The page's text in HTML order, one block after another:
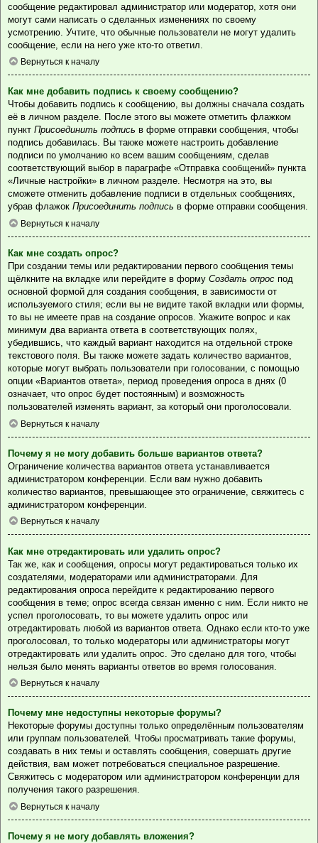
сообщение редактировал администратор или модератор, хотя они
могут сами написать о сделанных изменениях по своему
усмотрению. Учтите, что обычные пользователи не могут удалить
сообщение, если на него уже кто-то ответил.
Вернуться к началу
Как мне добавить подпись к своему сообщению?
Чтобы добавить подпись к сообщению, вы должны сначала создать
её в личном разделе. После этого вы можете отметить флажком
пункт Присоединить подпись в форме отправки сообщения, чтобы
подпись добавилась. Вы также можете настроить добавление
подписи по умолчанию ко всем вашим сообщениям, сделав
соответствующий выбор в параграфе «Отправка сообщений» пункта
«Личные настройки» в личном разделе. Несмотря на это, вы
сможете отменить добавление подписи в отдельных сообщениях,
убрав флажок Присоединить подпись в форме отправки сообщения.
Вернуться к началу
Как мне создать опрос?
При создании темы или редактировании первого сообщения темы
щёлкните на вкладке или перейдите в форму Создать опрос под
основной формой для создания сообщения, в зависимости от
используемого стиля; если вы не видите такой вкладки или формы,
то вы не имеете прав на создание опросов. Укажите вопрос и как
минимум два варианта ответа в соответствующих полях,
убедившись, что каждый вариант находится на отдельной строке
текстового поля. Вы также можете задать количество вариантов,
которые могут выбрать пользователи при голосовании, с помощью
опции «Вариантов ответа», период проведения опроса в днях (0
означает, что опрос будет постоянным) и возможность
пользователей изменять вариант, за который они проголосовали.
Вернуться к началу
Почему я не могу добавить больше вариантов ответа?
Ограничение количества вариантов ответа устанавливается
администратором конференции. Если вам нужно добавить
количество вариантов, превышающее это ограничение, свяжитесь с
администратором конференции.
Вернуться к началу
Как мне отредактировать или удалить опрос?
Так же, как и сообщения, опросы могут редактироваться только их
создателями, модераторами или администраторами. Для
редактирования опроса перейдите к редактированию первого
сообщения в теме; опрос всегда связан именно с ним. Если никто не
успел проголосовать, то вы можете удалить опрос или
отредактировать любой из вариантов ответа. Однако если кто-то уже
проголосовал, то только модераторы или администраторы могут
отредактировать или удалить опрос. Это сделано для того, чтобы
нельзя было менять варианты ответов во время голосования.
Вернуться к началу
Почему мне недоступны некоторые форумы?
Некоторые форумы доступны только определённым пользователям
или группам пользователей. Чтобы просматривать такие форумы,
создавать в них темы и оставлять сообщения, совершать другие
действия, вам может потребоваться специальное разрешение.
Свяжитесь с модератором или администратором конференции для
получения такого разрешения.
Вернуться к началу
Почему я не могу добавлять вложения?